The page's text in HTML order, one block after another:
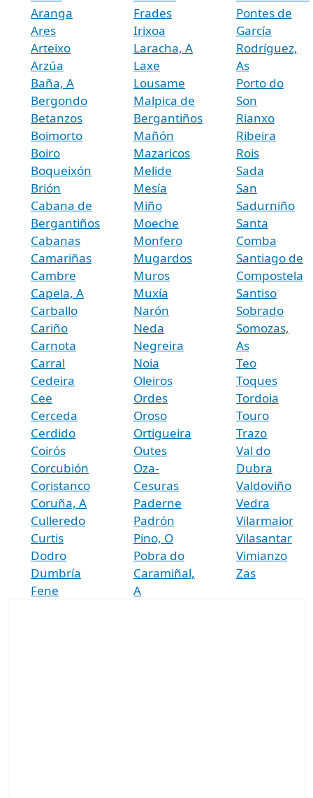
Aranga
Ares
Arteixo
Arzúa
Baña, A
Bergondo
Betanzos
Boimorto
Boiro
Boqueixón
Brión
Cabana de
Bergantiños
Cabanas
Camariñas
Cambre
Capela, A
Carballo
Cariño
Carnota
Carral
Cedeira
Cee
Cerceda
Cerdido
Coirós
Corcubión
Coristanco
Coruña, A
Culleredo
Curtis
Dodro
Dumbría
Fene
Frades
Irixoa
Laracha, A
Laxe
Lousame
Malpica de
Bergantiños
Mañón
Mazaricos
Melide
Mesía
Miño
Moeche
Monfero
Mugardos
Muros
Muxía
Narón
Neda
Negreira
Noia
Oleiros
Ordes
Oroso
Ortigueira
Outes
Oza-
Cesuras
Paderne
Padrón
Pino, O
Pobra do
Caramiñal,
A
Pontes de
García
Rodríguez,
As
Porto do
Son
Rianxo
Ribeira
Rois
Sada
San
Sadurniño
Santa
Comba
Santiago de
Compostela
Santiso
Sobrado
Somozas,
As
Teo
Toques
Tordoia
Touro
Trazo
Val do
Dubra
Valdoviño
Vedra
Vilarmaior
Vilasantar
Vimianzo
Zas